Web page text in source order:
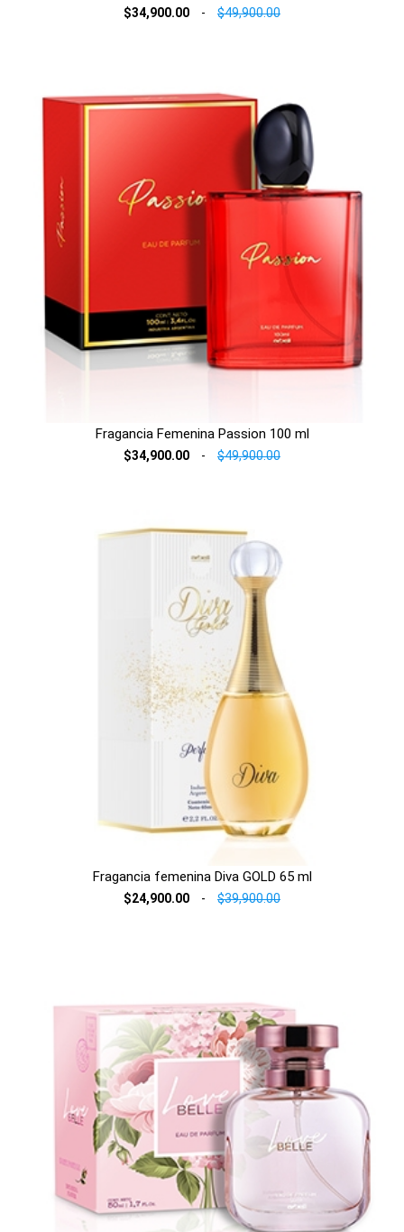
$34,900.00 - $49,900.00
Fragancia Femenina Passion 100 ml
$34,900.00 - $49,900.00
Fragancia femenina Diva GOLD 65 ml
$24,900.00 - $39,900.00